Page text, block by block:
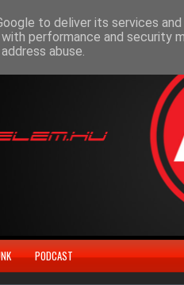
PODCAST
to deliver its services
performance and security
abuse.